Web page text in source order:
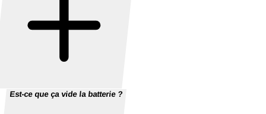
Est-ce que ça vide la batterie ?